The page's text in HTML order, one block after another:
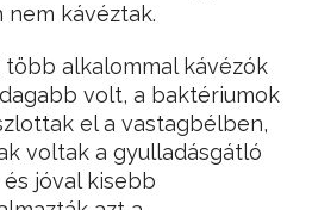
kávéztak.
alkalommal kávézók
volt, a baktériumok
el a vastagbélben,
voltak a gyulladásgátló
jóval kisebb